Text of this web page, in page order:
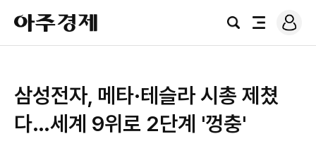
아
주
경
검
전
로
그
삼성전자, 메타·테슬라 시총 제쳤
다…세계 9위로 2단계 '껑충'